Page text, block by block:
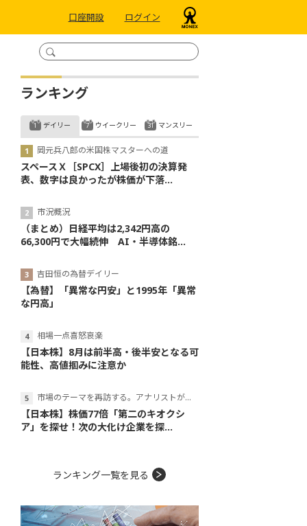
口座開設 ログイン
ランキング
デイリー
岡元兵八郎の米国株マスターへの道
スペースＸ［SPCX］上場後初の決算発
表、数字は良かったが株価が下落...
市況概況
（まとめ）日経平均は2,342円高の
66,300円で大幅続伸 AI・半導体銘...
吉田恒の為替デイリー
【為替】「異常な円安」と1995年「異常
な円高」
相場一点喜怒哀楽
【日本株】8月は前半高・後半安となる可
能性、高値掴みに注意か
市場のテーマを再訪する。アナリストが読み解くテーマの本質
【日本株】株価77倍「第二のキオクシ
ア」を探せ！次の大化け企業を探...
ウイークリー マンスリー
ランキング一覧を見る